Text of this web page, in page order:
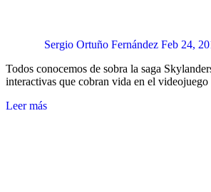
Sergio Ortuño Fernández Feb 24,
Todos conocemos de sobra la saga
interactivas que cobran vida en el
Leer más